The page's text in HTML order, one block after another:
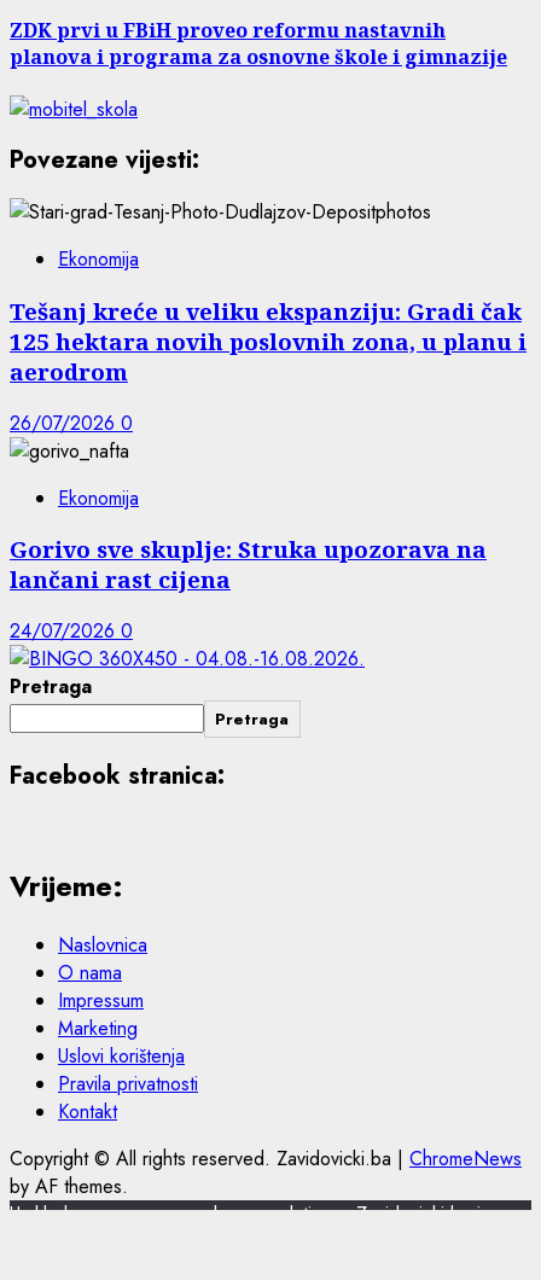
ZDK prvi u FBiH proveo reformu nastavnih
planova i programa za osnovne škole i gimnazije
Povezane vijesti:
Ekonomija
Tešanj kreće u veliku ekspanziju: Gradi čak
125 hektara novih poslovnih zona, u planu i
aerodrom
26/07/2026 0
Ekonomija
Gorivo sve skuplje: Struka upozorava na
lančani rast cijena
24/07/2026 0
Pretraga
Pretraga
Facebook stranica:
Vrijeme:
Naslovnica
O nama
Impressum
Marketing
Uslovi korištenja
Pravila privatnosti
Kontakt
Copyright © All rights reserved. Zavidovicki.ba | ChromeNews
by AF themes.
U skladu s novom europskom regulativom, Zavidovicki.ba je